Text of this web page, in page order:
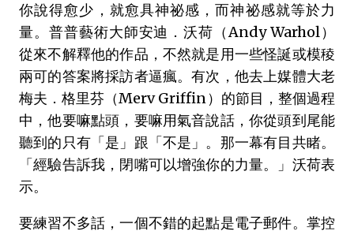
你說得愈少，就愈具神祕感，而神祕感就等於力
量。普普藝術大師安迪．沃荷（Andy Warhol）
從來不解釋他的作品，不然就是用一些怪誕或模稜
兩可的答案將採訪者逼瘋。有次，他去上媒體大老
梅夫．格里芬（Merv Griffin）的節目，整個過程
中，他要嘛點頭，要嘛用氣音說話，你從頭到尾能
聽到的只有「是」跟「不是」。那一幕有目共睹。
「經驗告訴我，閉嘴可以增強你的力量。」沃荷表
示。
要練習不多話，一個不錯的起點是電子郵件。掌控